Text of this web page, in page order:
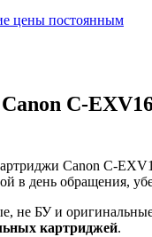
цены постоянным
C-
Canon C-
в день обращения,
не БУ и
картриджей.